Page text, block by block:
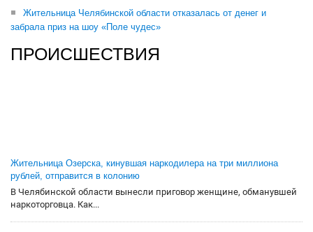
Жительница Челябинской области отказалась от денег и
забрала приз на шоу «Поле чудес»
ПРОИСШЕСТВИЯ
Жительница Озерска, кинувшая наркодилера на три миллиона
рублей, отправится в колонию
В Челябинской области вынесли приговор женщине, обманувшей
наркоторговца. Как...